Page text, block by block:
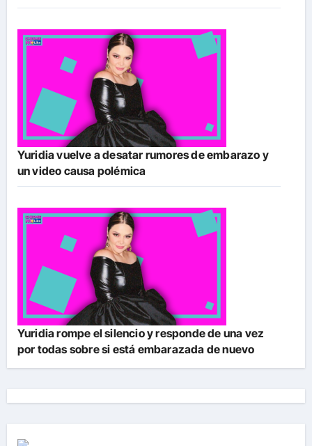
Yuridia vuelve a desatar rumores de embarazo y
un video causa polémica
Yuridia rompe el silencio y responde de una vez
por todas sobre si está embarazada de nuevo